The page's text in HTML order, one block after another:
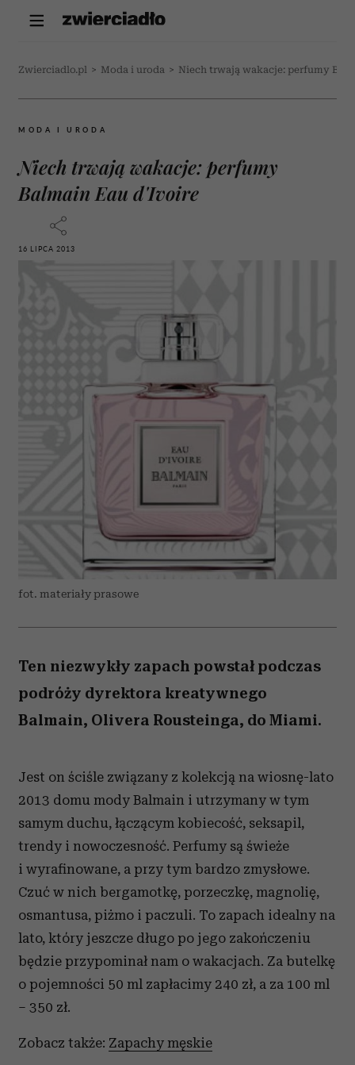
Zwierciadlo.pl > Moda i uroda > Niech trwają wakacje: perfumy
MODA I URODA
Niech trwają wakacje: perfumy
Balmain Eau d'Ivoire
16 LIPCA 2013
fot. materiały prasowe
Ten niezwykły zapach powstał podczas
podróży dyrektora kreatywnego
Balmain, Olivera Rousteinga, do Miami.
Jest on ściśle związany z kolekcją na wiosnę-lato
2013 domu mody Balmain i utrzymany w tym
samym duchu, łączącym kobiecość, seksapil,
trendy i nowoczesność. Perfumy są świeże
i wyrafinowane, a przy tym bardzo zmysłowe.
Czuć w nich bergamotkę, porzeczkę, magnolię,
osmantusa, piżmo i paczuli. To zapach idealny na
lato, który jeszcze długo po jego zakończeniu
będzie przypominał nam o wakacjach. Za butelkę
o pojemności 50 ml zapłacimy 240 zł, a za 100 ml
– 350 zł.
Zobacz także: Zapachy męskie